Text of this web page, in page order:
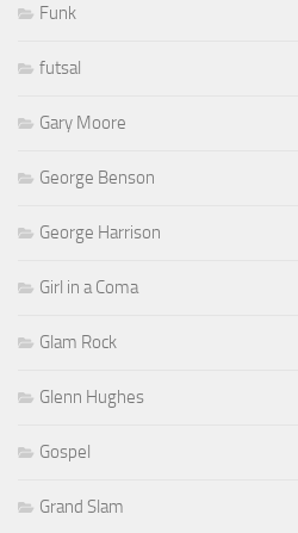
Funk
futsal
Gary Moore
George Benson
George Harrison
Girl in a Coma
Glam Rock
Glenn Hughes
Gospel
Grand Slam